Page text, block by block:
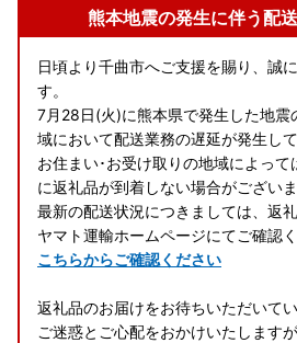
熊本地震の発生に伴う配
日頃より千曲市へご支援を賜り、誠
す。
7月28日(火)に熊本県で発生した地震
域において配送業務の遅延が発生して
お住まい･お受け取りの地域によって
に返礼品が到着しない場合がございま
最新の配送状況につきましては、返
ヤマト運輸ホームページにてご確認く
こちらからご確認ください
返礼品のお届けをお待ちいただいて
ご迷惑とご心配をおかけいたします